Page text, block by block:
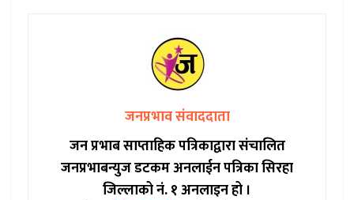
जनप्रभाव संवाददाता
जन प्रभाब साप्ताहिक पत्रिकाद्वारा संचालित
जनप्रभाबन्युज डटकम अनलाईन पत्रिका सिरहा
जिल्लाको नं. १ अनलाइन हो ।